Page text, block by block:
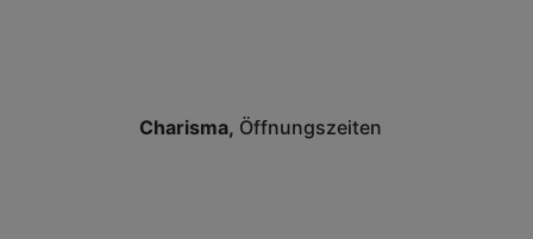
Charisma Öffnungszeiten